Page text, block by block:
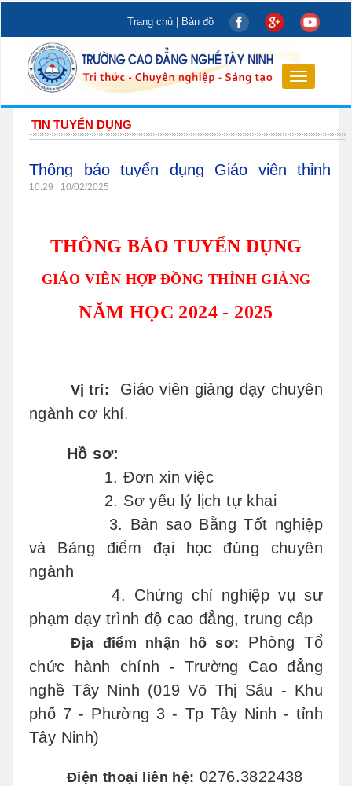
Trang chủ Bản đồ
Toggle
navigation
TIN TUYỂN DỤNG
Thông báo tuyển dụng Giáo viên thỉnh
giảng ngành Cơ khí
10:29 | 10/02/2025
THÔNG BÁO TUYỂN DỤNG
GIÁO VIÊN HỢP ĐỒNG THỈNH GIẢNG
NĂM HỌC 2024 - 2025
Vị trí:
Giáo viên giảng dạy chuyên
ngành cơ khí.
Hồ sơ:
1. Đơn xin việc
2. Sơ yếu lý lịch tự khai
3. Bản sao Bằng Tốt nghiệp
và Bảng điểm đại học đúng chuyên
ngành
4. Chứng chỉ nghiệp vụ sư
phạm dạy trình độ cao đẳng, trung cấp
Địa điểm nhận hồ sơ:
Phòng Tổ
chức hành chính - Trường Cao đẳng
nghề Tây Ninh (019 Võ Thị Sáu - Khu
phố 7 - Phường 3 - Tp Tây Ninh - tỉnh
Tây Ninh)
Điện thoại liên hệ: 0276.3822438